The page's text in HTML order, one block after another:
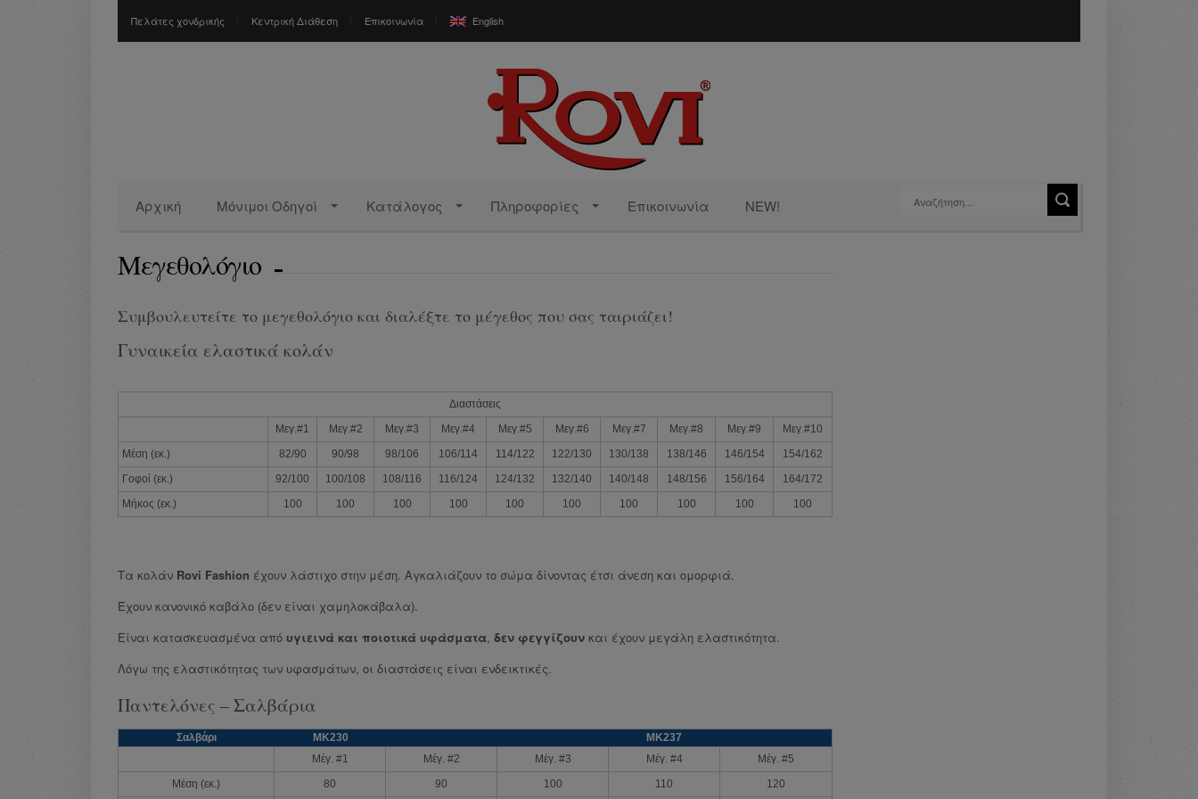
Πελάτες χονδρικής Κεντρική Διάθεση Επικοινωνία English
Αρχική Μόνιμοι Οδηγοί Κατάλογος Πληροφορίες Επικοινωνία NEW!
Μεγεθολόγιο
Συμβουλευτείτε το μεγεθολόγιο και διαλέξτε το μέγεθος που σας ταιριάζει!
Γυναικεία ελαστικά κολάν
Διαστάσεις
Μεγ.#1
Μεγ.#2 Μεγ.#3 Μεγ.#4 Μεγ.#5 Μεγ.#6 Μεγ.#7 Μεγ.#8 Μεγ.#9
Μεγ.#10
Μέση (εκ.)
82/90 90/98 98/106 106/114 114/122 122/130 130/138 138/146 146/154
154/162
Γοφοί (εκ.)
92/100 100/108 108/116 116/124 124/132 132/140 140/148 148/156 156/164
164/172
Μήκος (εκ.)
100 100 100 100 100 100 100 100 100 100
Τα κολάν Rovi Fashion έχουν λάστιχο στην μέση. Αγκαλιάζουν το σώμα δίνοντας έτσι άνεση και ομορφιά.
Έχουν κανονικό καβάλο (δεν είναι χαμηλοκάβαλα).
Είναι κατασκευασμένα από υγιεινά και ποιοτικά υφάσματα, δεν φεγγίζουν και έχουν μεγάλη ελαστικότητα.
Λόγω της ελαστικότητας των υφασμάτων, οι διαστάσεις είναι ενδεικτικές.
Παντελόνες – Σαλβάρια
Σαλβάρι ΜΚ230
ΜΚ237
Μέγ. #1
Μέγ. #2 Μέγ. #3 Μέγ. #4
Μέγ. #5
Μέση (εκ.)
80 90 100 110
120